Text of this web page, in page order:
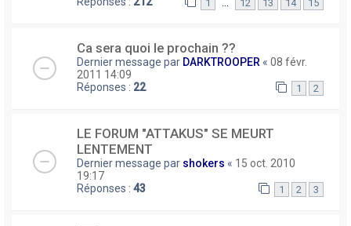
1 12 13 14 15
Ca sera quoi le prochain ??
Dernier message par DARKTROOPER « 08 févr.
2011 14:09
Réponses : 22 1 2
LE FORUM "ATTAKUS" SE MEURT
LENTEMENT
Dernier message par shokers « 15 oct. 2010
19:17
Réponses : 43 1 2 3